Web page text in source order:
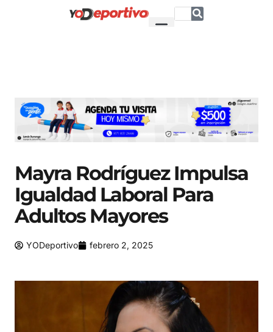
Mayra Rodríguez Impulsa
Igualdad Laboral Para
Adultos Mayores
YODeportivo febrero 2, 2025